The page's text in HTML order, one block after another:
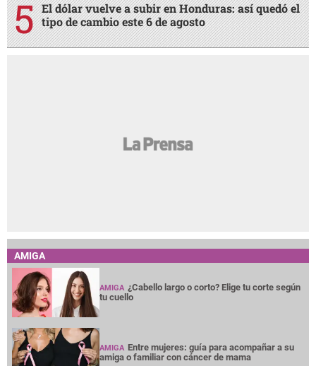
El dólar vuelve a subir en Honduras: así quedó el
tipo de cambio este 6 de agosto
AMIGA
AMIGA ¿Cabello largo o corto? Elige tu corte según
tu cuello
AMIGA Entre mujeres: guía para acompañar a su
amiga o familiar con cáncer de mama